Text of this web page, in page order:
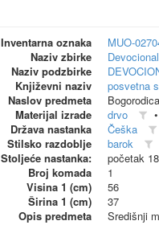
Inventarna oznaka
MUO-
Naziv zbirke
Naziv podzbirke
Književni naziv
posvetna
Naslov predmeta
Materijal izrade
drvo
Država nastanka
Češka
Stilsko razdoblje
barok
Stoljeće nastanka:
početak 18
Broj komada
1
Visina 1 (cm)
56
Širina 1 (cm)
37
Opis predmeta
Središnji